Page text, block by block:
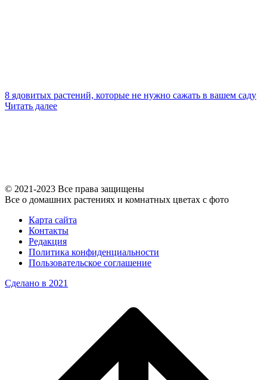
8 ядовитых растений, которые не нужно сажать в вашем саду
Читать далее
© 2021-2023 Все права защищены
Все о домашних растениях и комнатных цветах с фото
Карта сайта
Контакты
Редакция
Политика конфиденциальности
Пользовательское соглашение
Сделано в 2021